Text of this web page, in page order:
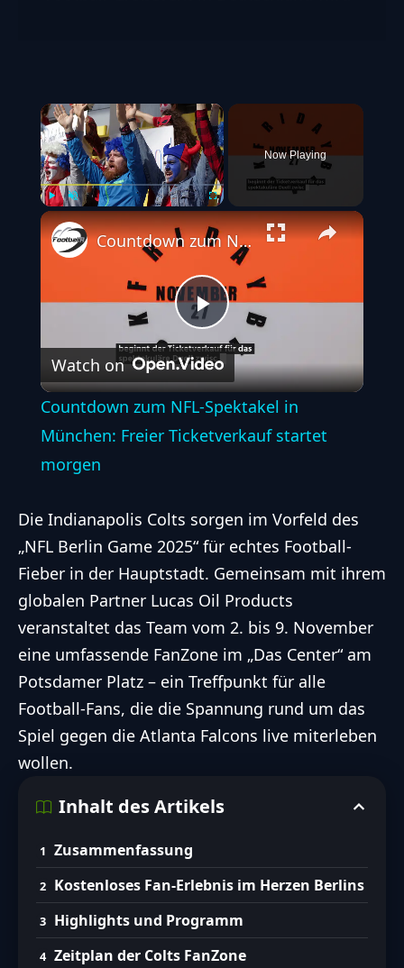
×
Play Unmute Fullscreen
Now Playing
Play
Video
Countdown zum NFL-Spektakel in München: Freier Ticketverkauf startet morgen
Watch on
Countdown zum NFL-Spektakel in
München: Freier Ticketverkauf startet
morgen
Die Indianapolis Colts sorgen im Vorfeld des
„NFL Berlin Game 2025“ für echtes Football-
Fieber in der Hauptstadt. Gemeinsam mit ihrem
globalen Partner Lucas Oil Products
veranstaltet das Team vom 2. bis 9. November
eine umfassende FanZone im „Das Center“ am
Potsdamer Platz – ein Treffpunkt für alle
Football-Fans, die die Spannung rund um das
Spiel gegen die Atlanta Falcons live miterleben
wollen.
Inhalt des Artikels
Zusammenfassung
Kostenloses Fan-Erlebnis im Herzen Berlins
Highlights und Programm
Zeitplan der Colts FanZone